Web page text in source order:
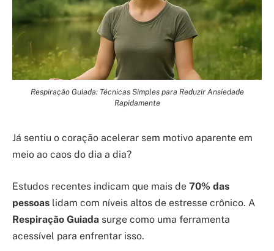
Respiração Guiada: Técnicas Simples para Reduzir Ansiedade
Rapidamente
Já sentiu o coração acelerar sem motivo aparente em
meio ao caos do dia a dia?
Estudos recentes indicam que mais de 70% das
pessoas lidam com níveis altos de estresse crônico. A
Respiração Guiada surge como uma ferramenta
acessível para enfrentar isso.